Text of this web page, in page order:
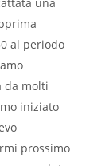
una
al periodo
da molti
iniziato
prossimo